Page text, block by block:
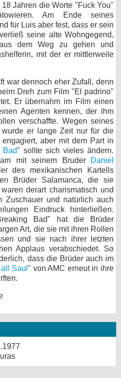
Jahren die Worte "Fuck You"
Am Ende seines
für Luis aber fest, dass er sein
seine alte Wohngegend,
dem Weg zu gehen und
mit der er mittlerweile
war dennoch eher Zufall, denn
Dreh zum Film "El padrino"
Er übernahm im Film einen
Agenten kennen, der ihm
verschaffte. Wegen seines
wurde er lange Zeit nur für die
aber mit dem Part in
Bad" sollte sich vieles ändern.
mit seinem Bruder
Daniel
des mexikanischen Kartells
Brüder Salamanca, die sie
derart charismatisch und
Zuschauer und natürlich auch
Eindruck hinterließen.
Bad" hat die Brüder
Art, die sie mit ihren Rollen
und sie nach ihrer letzten
Applaus verabschiedet. So
dass die Brüder auch im
Saul " von AMC erneut in ihre
Nutzungsbedingungen
Datenschutz
Cookie-Einstellungen
Impressum
Ansicht